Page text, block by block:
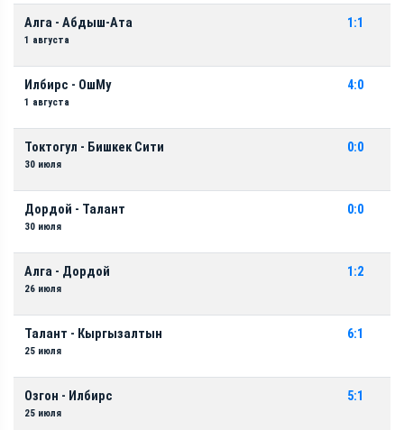
Алга - Абдыш-Ата
1 августа
1:1
Илбирс - ОшМу
1 августа
4:0
Токтогул - Бишкек Сити
30 июля
0:0
Дордой - Талант
30 июля
0:0
Алга - Дордой
26 июля
1:2
Талант - Кыргызалтын
25 июля
6:1
Озгон - Илбирс
25 июля
5:1